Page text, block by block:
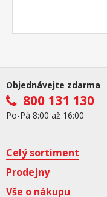
Objednávejte zdarma
800 131 130
Po-Pá 8:00 až 16:00
Celý sortiment
Prodejny
Vše o nákupu